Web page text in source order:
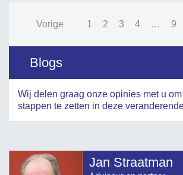
Vorige 1 2 3 4 … 9
Blogs
Wij delen graag onze opinies met u
stappen te zetten in deze
Jan Straatman